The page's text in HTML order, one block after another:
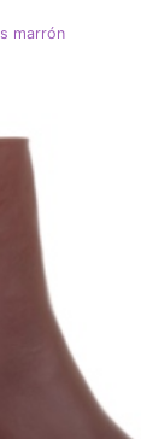
marrón